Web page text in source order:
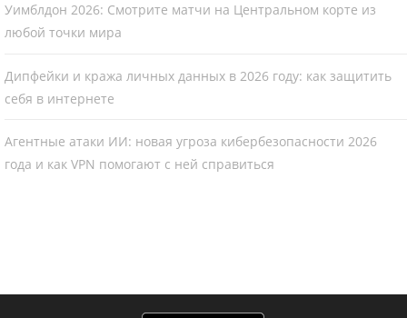
Уимблдон 2026: Смотрите матчи на Центральном корте из
любой точки мира
Дипфейки и кража личных данных в 2026 году: как защитить
себя в интернете
Агентные атаки ИИ: новая угроза кибербезопасности 2026
года и как VPN помогают с ней справиться